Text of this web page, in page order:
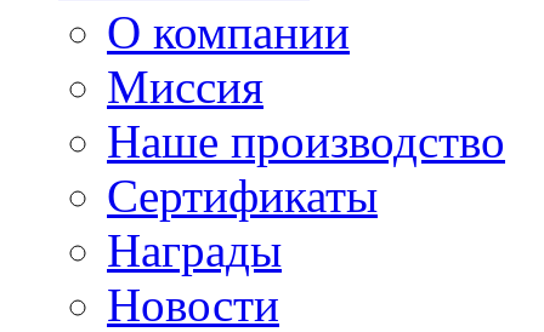
О компании
Миссия
Наше производство
Сертификаты
Награды
Новости